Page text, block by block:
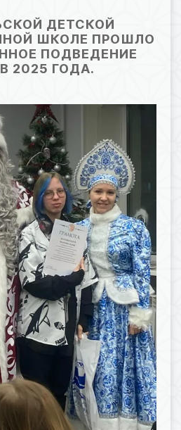
ДЕТСКОЙ
ШКОЛЕ ПРОШЛО
ПОДВЕДЕНИЕ
2025 ГОДА.